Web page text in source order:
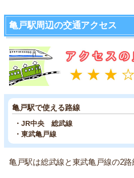
亀戸駅周辺の交通アクセス
亀戸駅で使える路線
・JR中央 総武線
・東武亀戸線
亀戸駅は総武線と東武亀戸線の2路